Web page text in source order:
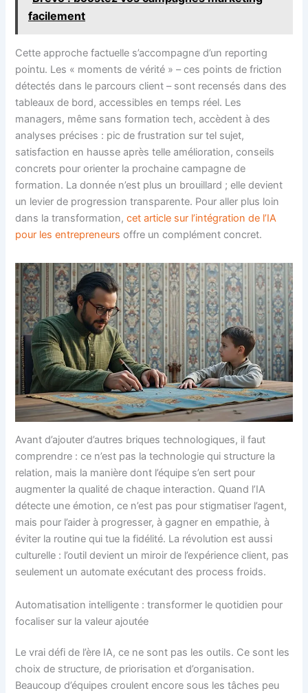
facilement
Cette approche factuelle s’accompagne d’un reporting
pointu. Les « moments de vérité » – ces points de friction
détectés dans le parcours client – sont recensés dans des
tableaux de bord, accessibles en temps réel. Les
managers, même sans formation tech, accèdent à des
analyses précises : pic de frustration sur tel sujet,
satisfaction en hausse après telle amélioration, conseils
concrets pour orienter la prochaine campagne de
formation. La donnée n’est plus un brouillard ; elle devient
un levier de progression transparente. Pour aller plus loin
dans la transformation,cet article sur l’intégration de l’IA
pour les entrepreneurs offre un complément concret.
Avant d’ajouter d’autres briques technologiques, il faut
comprendre : ce n’est pas la technologie qui structure la
relation, mais la manière dont l’équipe s’en sert pour
augmenter la qualité de chaque interaction. Quand l’IA
détecte une émotion, ce n’est pas pour stigmatiser l’agent,
mais pour l’aider à progresser, à gagner en empathie, à
éviter la routine qui tue la fidélité. La révolution est aussi
culturelle : l’outil devient un miroir de l’expérience client, pas
seulement un automate exécutant des process froids.
Automatisation intelligente : transformer le quotidien pour
focaliser sur la valeur ajoutée
Le vrai défi de l’ère IA, ce ne sont pas les outils. Ce sont les
choix de structure, de priorisation et d’organisation.
Beaucoup d’équipes croulent encore sous les tâches peu